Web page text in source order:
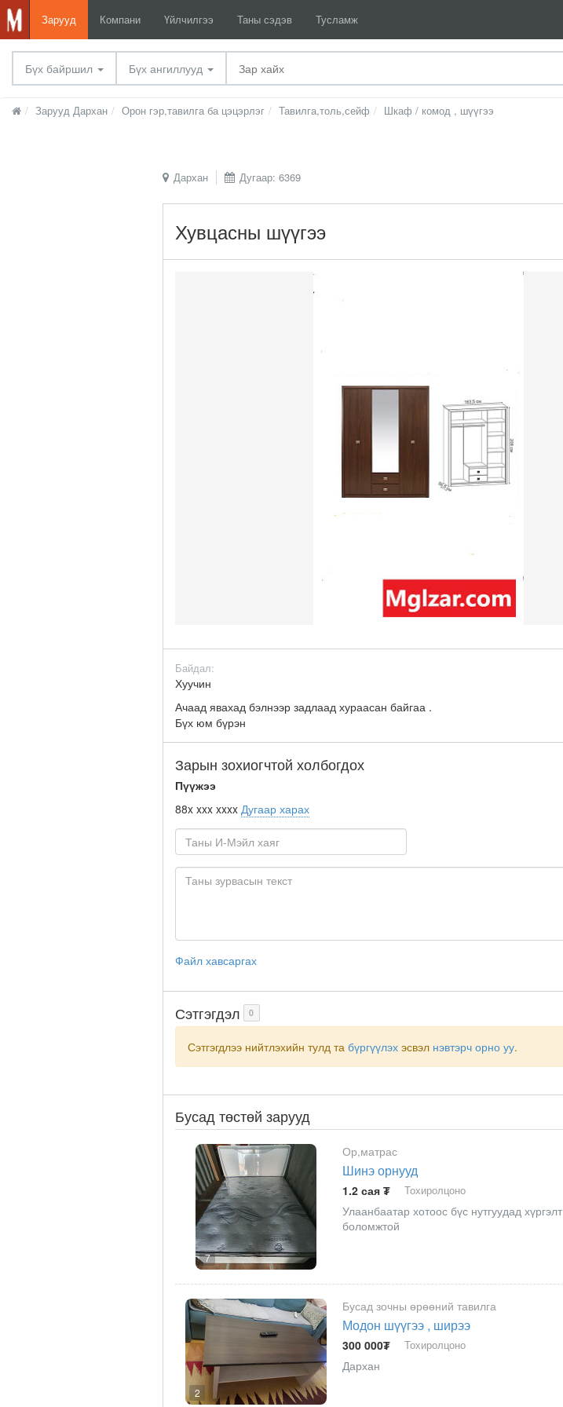
Зарууд Компани Үйлчилгээ Таны сэдэв Тусламж
Бүх байршил Бүх ангиллууд
Зарууд Дархан Орон гэр,тавилга ба цэцэрлэг Тавилга,толь,сейф Шкаф / комод , шүүгээ
Дархан Дугаар: 6369
Хувцасны шүүгээ
Байдал:
Хуучин
Ачаад явахад бэлнээр задлаад хураасан байгаа .
Бүх юм бүрэн
Зарын зохиогчтой холбогдох
Пүүжээ
88x xxx xxxx Дугаар харах
Файл хавсаргах
Сэтгэгдэл 0
Сэтгэгдлээ нийтлэхийн тулд та бүргүүлэх эсвэл нэвтэрч орно уу.
Бусад төстөй зарууд
7
Ор,матрас
Шинэ орнууд
1.2 сая ₮ Тохиролцоно
Улаанбаатар хотоос бүс нутгуудад хүргэлт
боломжтой
2
Бусад зочны өрөөний тавилга
Модон шүүгээ , ширээ
300 000₮ Тохиролцоно
Дархан